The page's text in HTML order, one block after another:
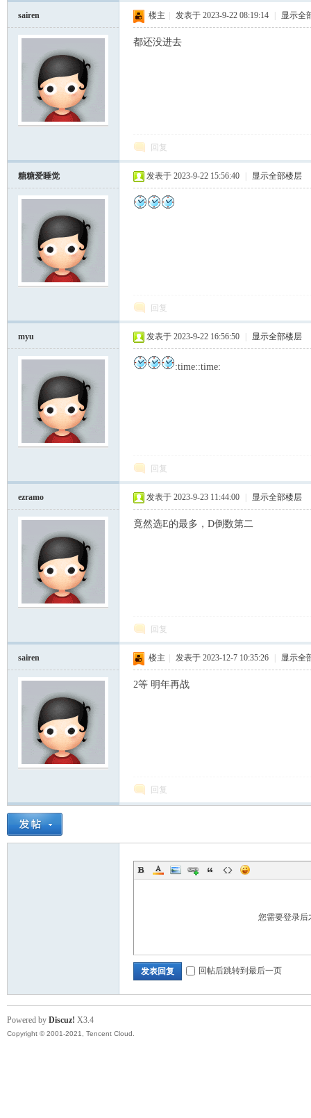
sairen 楼主 发表于 2023-9-22 08:19:14 显示全
都还没进去
回复
糖糖爱睡觉 发表于 2023-9-22 15:56:40 显示全部楼层
回复
myu 发表于 2023-9-22 16:56:50 显示全部楼层
:time::time:
回复
ezramo 发表于 2023-9-23 11:44:00 显示全部楼层
竟然选E的最多，D倒数第二
回复
sairen 楼主 发表于 2023-12-7 10:35:26 显示全
2等 明年再战
回复
您需要登录
发表回复 回帖后跳转到最后一页
Powered by Discuz! X3.4
Copyright © 2001-2021, Tencent Cloud.